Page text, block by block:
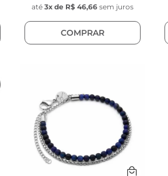
até 3x de R$ 46,66 sem juros
COMPRAR